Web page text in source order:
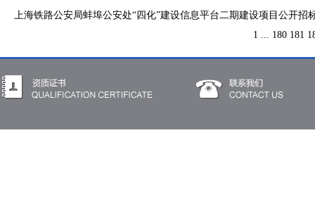
上海铁路公安局蚌埠公安处“四化”建设信息平台二期建设项目公开招
1 ... 180 181